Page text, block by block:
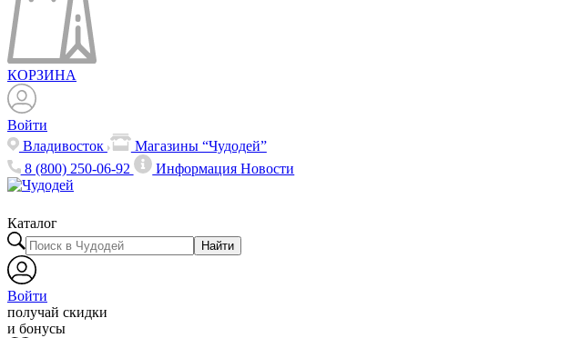
КОРЗИНА
Войти
Владивосток
Магазины “Чудодей”
8 (800) 250-06-92
ИнформацияНовости
Каталог
Найти
Войти
получай скидки
и бонусы